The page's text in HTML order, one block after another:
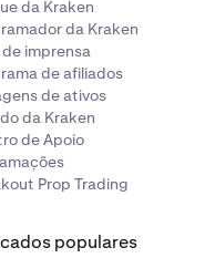
da Kraken
da Kraken
de imprensa
de afiliados
de ativos
da Kraken
de Apoio
Prop Trading
populares